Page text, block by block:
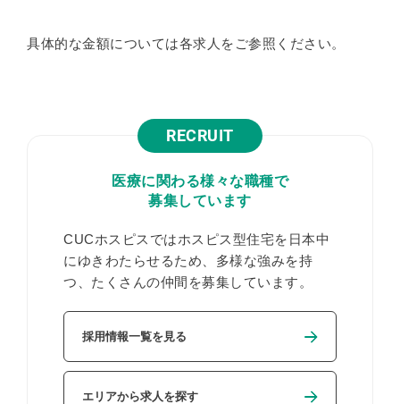
具体的な金額については各求人をご参照ください。
RECRUIT
医療に関わる様々な職種で
募集しています
CUCホスピスではホスピス型住宅を日本中
にゆきわたらせるため、 多様な強みを持
つ、たくさんの仲間を募集しています。
採用情報一覧を見る
エリアから求人を探す